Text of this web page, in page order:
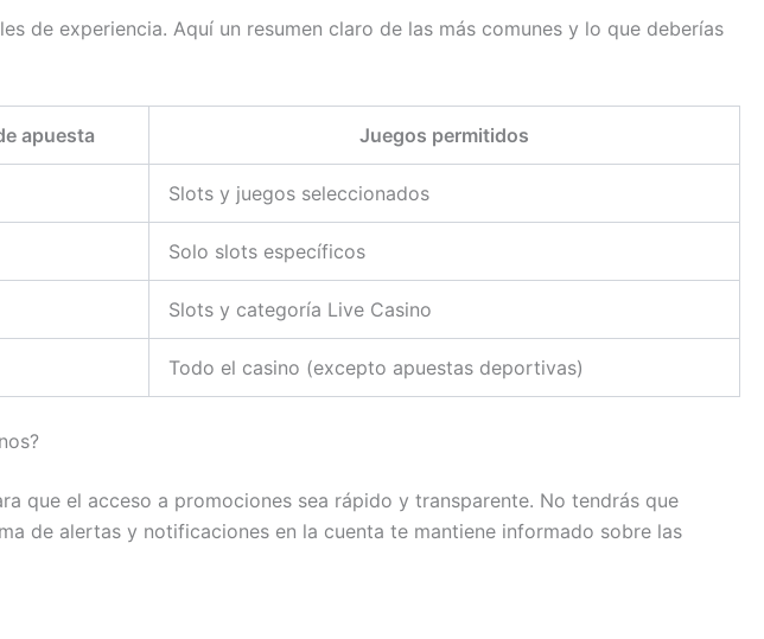
de experiencia. Aquí un resumen claro de las más comunes y lo que deberías
apuesta Juegos permitidos
Slots y juegos seleccionados
Solo slots específicos
Slots y categoría Live Casino
Todo el casino (excepto apuestas deportivas)
que el acceso a promociones sea rápido y transparente. No tendrás que
de alertas y notificaciones en la cuenta te mantiene informado sobre las